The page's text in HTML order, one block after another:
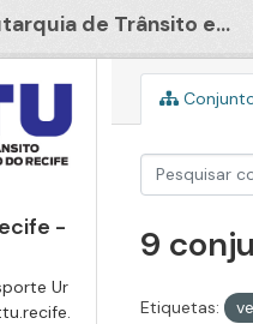
de Trânsito e...
-
Ur
9
Etiquetas: